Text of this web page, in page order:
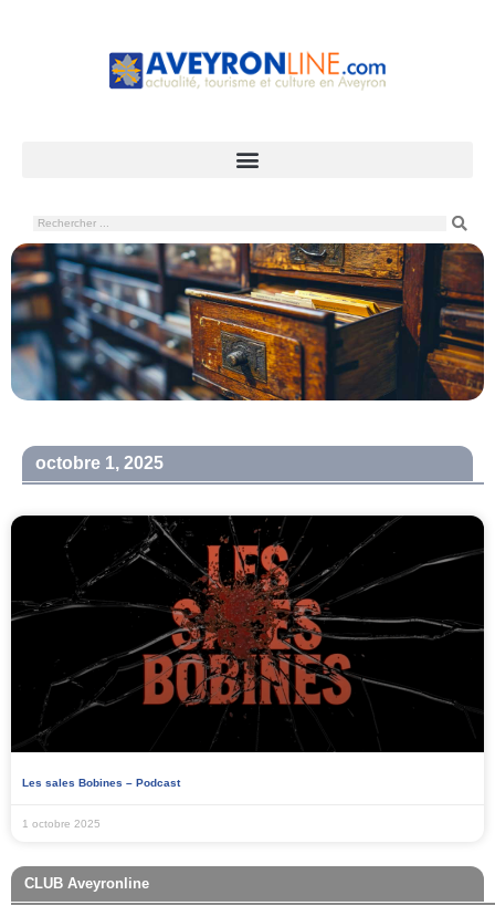
octobre 1, 2025
Les sales Bobines – Podcast
1 octobre 2025
CLUB Aveyronline